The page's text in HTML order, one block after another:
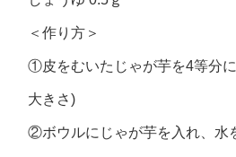
＜作り方＞
①皮をむいたじゃが芋を4等分
大きさ)
②ボウルにじゃが芋を入れ、水